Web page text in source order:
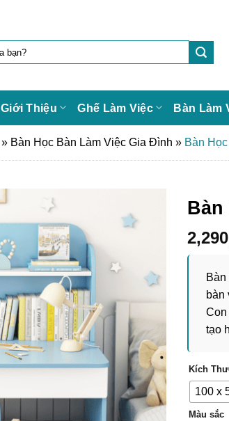
Giới Thiệu Ghế Làm Việc Bàn Làm
» Bàn Học Bàn Làm Việc Gia Đình » Bàn
Bàn
bàn
Con
tạo
Kích
100 x
Màu sắc